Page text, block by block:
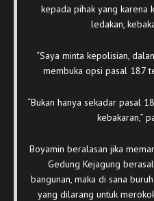
kepada pihak yang karena
ledakan,
“Saya minta kepolisian,
membuka opsi pasal 187
“Bukan hanya sekadar pasal
kebakaran,”
Boyamin beralasan jika
Gedung Kejagung
bangunan, maka di sana
yang dilarang untuk